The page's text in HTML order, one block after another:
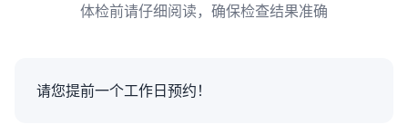
体检前请仔细阅读，确保检查结果准确
请您提前一个工作日预约！